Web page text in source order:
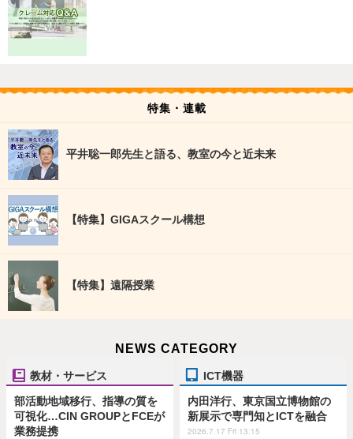
特集・連載
平井聡一郎先生と語る、教室の今と近未来
【特集】GIGAスクール構想
【特集】遠隔授業
NEWS CATEGORY
教材・サービス
部活動地域移行、指導の質を
可視化…CIN GROUPとFCEが
業務提携
ICT機器
内田洋行、東京国立博物館の
新展示で専門知とICTを融合
2026.7.17 Fri 13:15